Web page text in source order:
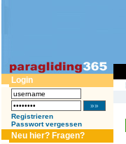
Login
Registrieren
Passwort vergessen
Neu hier? Fragen?